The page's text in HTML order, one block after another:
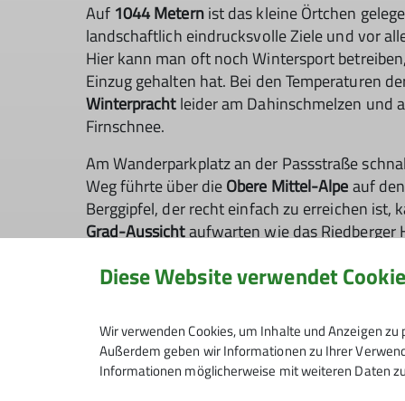
Auf 1044 Meternist das kleine Örtchen
landschaftlich eindrucksvolle Ziele und vor
Hier kann man oft noch Wintersport
Einzug gehalten hat. Bei den Temperaturen
Winterprachtleider am Dahinschmelzen und
Firnschnee.
Am Wanderparkplatz an der Passstraße
Weg führte über dieObere Mittel-Alpeauf
Berggipfel, der recht einfach zu erreichen ist,
Grad-Aussichtaufwarten wie das Riedberger
Diese Website verwendet
Wir verwenden Cookies, um Inhalte und Anzeigen
Außerdem geben wir Informationen zu Ihrer
Informationen möglicherweise mit weiteren Daten